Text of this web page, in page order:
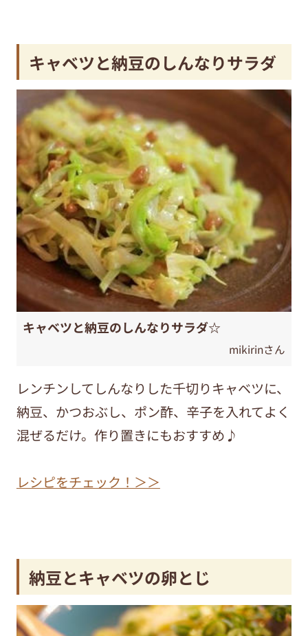
キャベツと納豆のしんなりサラダ
キャベツと納豆のしんなりサラダ☆
mikirinさん
レンチンしてしんなりした千切りキャベツに、
納豆、かつおぶし、ポン酢、辛子を入れてよく
混ぜるだけ。作り置きにもおすすめ♪
レシピをチェック！＞＞
納豆とキャベツの卵とじ